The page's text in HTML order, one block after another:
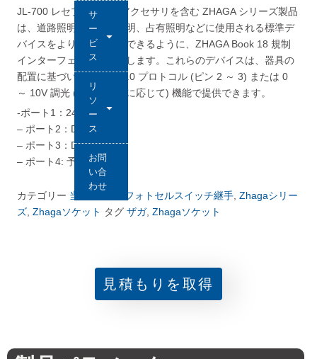
サ
ー
ビ
ス
リ
ソ
ー
ス
お問
い合
わせ
JL-700 レセプタクルとアクセサリを含む ZHAGA シリーズ製品
は、道路照明、エリア照明、占有照明などに使用される標準デ
バイスをより簡単に開発できるように、ZHAGA Book 18 規制
インターフェイスを提供します。これらのデバイスは、器具の
配置に基づいて、DALI 2.0 プロトコル (ピン 2 ～ 3) または 0
～ 10V 調光 (リクエストに応じて) 機能で提供できます。
-ポート1：24VDC
– ポート2：DALI–/GND
– ポート3：DALI+
– ポート4: 予約/O
カテゴリー 当社の製品 フォトセルスイッチ継手 ,Zhagaシリー
ズ ,Zhagaソケット タグ ザガ,Zhagaソケット
見積もりを取得